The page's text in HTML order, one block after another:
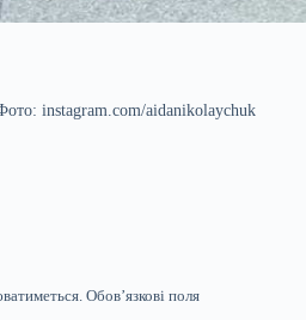
instagram.com/aidanikolaychuk
Обов’язкові поля